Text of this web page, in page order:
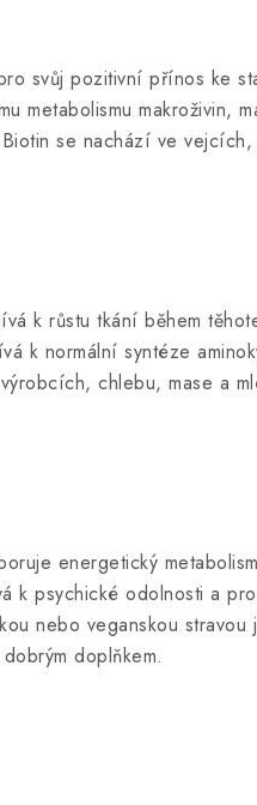
svůj pozitivní přínos ke
metabolismu makroživin,
se nachází ve
k růstu tkání během
k normální syntéze
chlebu, mase a
energetický
k psychické odolnosti a
nebo veganskou
doplňkem.